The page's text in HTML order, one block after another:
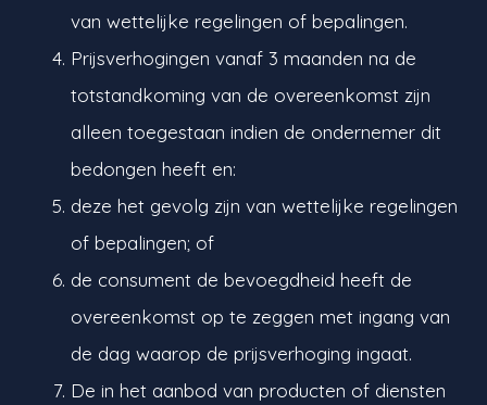
van wettelijke regelingen of bepalingen.
Prijsverhogingen vanaf 3 maanden na de
totstandkoming van de overeenkomst zijn
alleen toegestaan indien de ondernemer dit
bedongen heeft en:
deze het gevolg zijn van wettelijke regelingen
of bepalingen; of
de consument de bevoegdheid heeft de
overeenkomst op te zeggen met ingang van
de dag waarop de prijsverhoging ingaat.
De in het aanbod van producten of diensten